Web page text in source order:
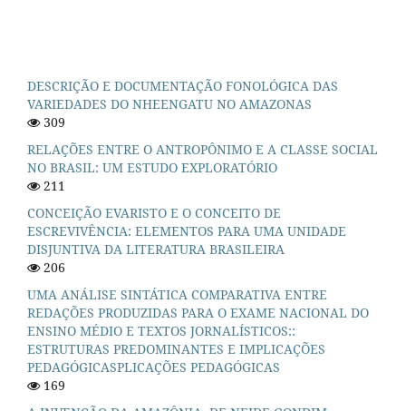
DESCRIÇÃO E DOCUMENTAÇÃO FONOLÓGICA DAS
VARIEDADES DO NHEENGATU NO AMAZONAS
309
RELAÇÕES ENTRE O ANTROPÔNIMO E A CLASSE SOCIAL
NO BRASIL: UM ESTUDO EXPLORATÓRIO
211
CONCEIÇÃO EVARISTO E O CONCEITO DE
ESCREVIVÊNCIA: ELEMENTOS PARA UMA UNIDADE
DISJUNTIVA DA LITERATURA BRASILEIRA
206
UMA ANÁLISE SINTÁTICA COMPARATIVA ENTRE
REDAÇÕES PRODUZIDAS PARA O EXAME NACIONAL DO
ENSINO MÉDIO E TEXTOS JORNALÍSTICOS::
ESTRUTURAS PREDOMINANTES E IMPLICAÇÕES
PEDAGÓGICASPLICAÇÕES PEDAGÓGICAS
169